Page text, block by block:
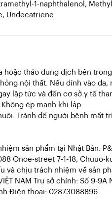
1-naphthalenol, Methyl
Undecatriene
hoặc tháo dung dịch bên
nội thất. Nếu dính vào da,
lập tức và đến cơ sở y tế
ép mạnh khi lắp.
Tránh để người bệnh mất trí
sản phẩm tại Nhật Bản:
Onoe-street 7-1-18, Chuuo-
và chịu trách nhiệm về sản
NAM Trụ sở chính: Số 9-9A
Điện thoại: 02873088896